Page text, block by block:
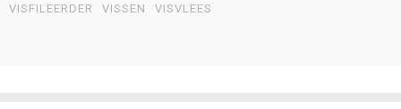
VISFILEERDER
VISSEN VISVLEES